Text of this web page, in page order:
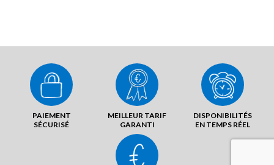
PAIEMENT
SÉCURISÉ
MEILLEUR TARIF
GARANTI
DISPONIBILITÉS
EN TEMPS RÉEL